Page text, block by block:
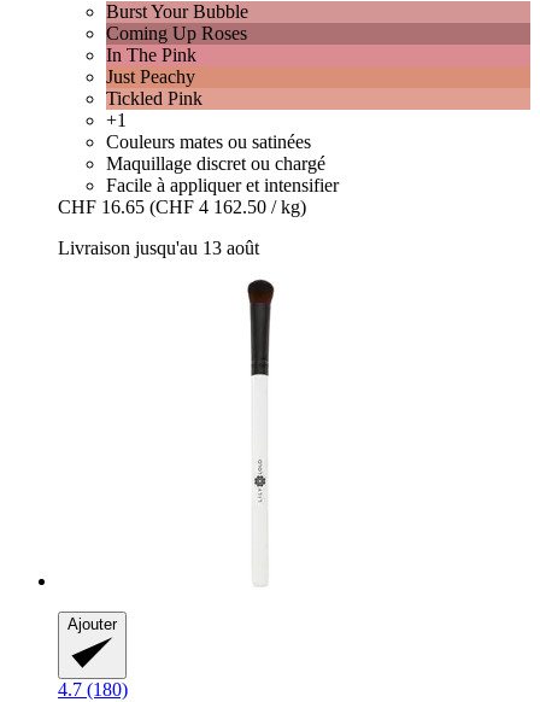
Burst Your Bubble
Coming Up Roses
In The Pink
Just Peachy
Tickled Pink
+1
Couleurs mates ou satinées
Maquillage discret ou chargé
Facile à appliquer et intensifier
CHF 16.65 (CHF 4 162.50 / kg)
Livraison jusqu'au 13 août
Ajouter
4.7 (180)